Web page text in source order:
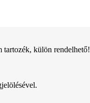
külön